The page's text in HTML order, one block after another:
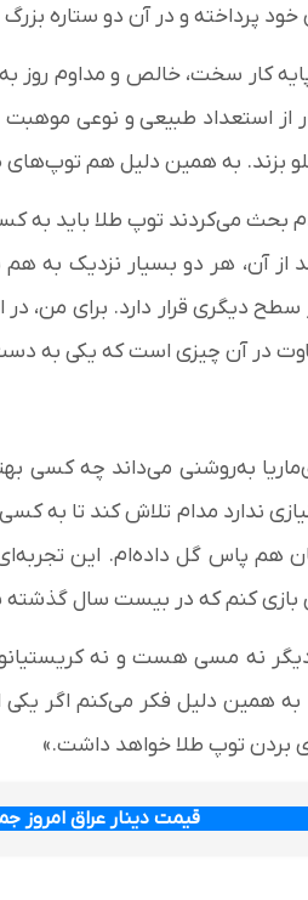
خود پرداخته و در آن دو ستاره
پایه کار سخت، خالص و مداوم
از استعداد طبیعی و نوعی
بزند. به همین دلیل هم
بحث می‌کردند توپ طلا باید به
آن، هر دو بسیار نزدیک به هم
دیگری قرار دارد. برای من، در
در آن چیزی است که یکی به
به‌روشنی می‌داند چه کسی
ندارد مدام تلاش کند تا به
هم پاس گل داده‌ام. این
بازی کنم که در بیست سال گذشته
نه مسی هست و نه
همین دلیل فکر می‌کنم اگر یکی
بردن توپ طلا خواهد داشت.»
قیمت دینار عراق امروز جمعه ۱۶ مرداد